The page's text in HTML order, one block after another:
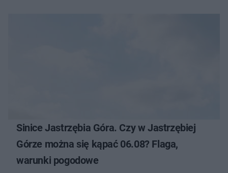
Sinice Jastrzębia Góra. Czy w Jastrzębiej
Górze można się kąpać 06.08? Flaga,
warunki pogodowe